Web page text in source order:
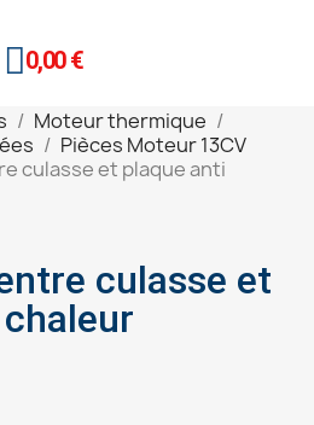
0,00 €
Moteur thermique
Pièces Moteur 13CV
culasse et plaque anti
culasse et